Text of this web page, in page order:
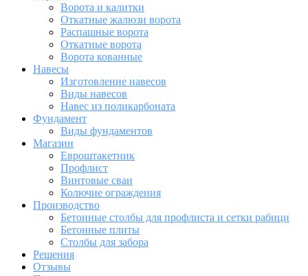
Ворота и калитки
Откатные жалюзи ворота
Распашные ворота
Откатные ворота
Ворота кованные
Навесы
Изготовление навесов
Виды навесов
Навес из поликарбоната
Фундамент
Виды фундаментов
Магазин
Евроштакетник
Профлист
Винтовые сваи
Колючие ограждения
Производство
Бетонные столбы для профлиста и сетки рабици
Бетонные плиты
Столбы для забора
Решения
Отзывы